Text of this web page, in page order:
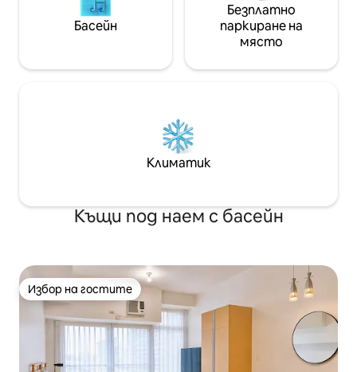
Басейн
Безплатно
паркиране на
място
Климатик
Къщи под наем с басейн
Избор на гостите
Избор на гостите